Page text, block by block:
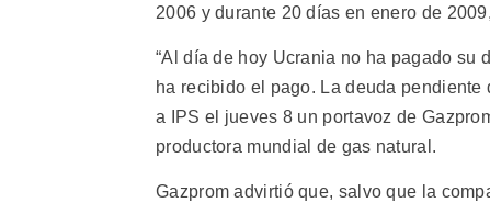
2006 y durante 20 días en enero de
“Al día de hoy Ucrania no ha pagado su
ha recibido el pago. La deuda
a IPS el jueves 8 un portavoz de
productora mundial de gas natural.
Gazprom advirtió que, salvo que la